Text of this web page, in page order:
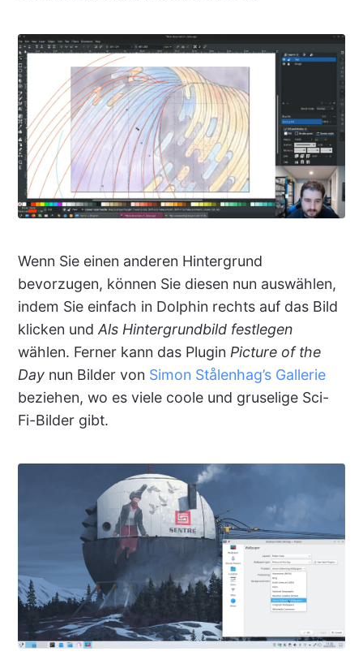
Wenn Sie einen anderen Hintergrund
bevorzugen, können Sie diesen nun auswählen,
indem Sie einfach in Dolphin rechts auf das Bild
klicken undAls Hintergrundbild festlegen
wählen. Ferner kann das Plugin Picture of the
Daynun Bilder von Simon Stålenhag’s Gallerie
beziehen, wo es viele coole und gruselige Sci-
Fi-Bilder gibt.